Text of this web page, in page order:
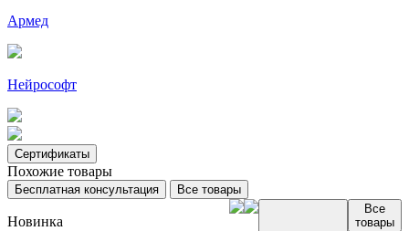
Армед
Нейрософт
Сертификаты
Похожие товары
Бесплатная консультация Все товары
Новинка
Все
товары